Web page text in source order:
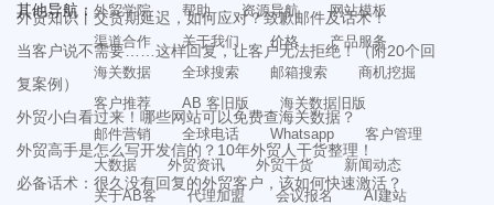
外贸知识丨交货期延迟，如何应对？致歉邮件及话术！
当客户说不需要……这样回复，让客户无法拒绝！（附20个回
复案例）
外贸小白看过来！哪些网站可以免费查海关数据？
外贸高手是怎么写开发信的？10年外贸人干货整理！
必备话术：很久没有回复的外贸客户，该如何快速激活？
其他导航： 外贸学院 帮助 资源导航
网站模板
渠道合作
关于我们 价格
产品服务
海关数据
全球搜索 邮箱搜索
商机挖掘
客户推荐
AB 客旧版
海关数据旧版
邮件营销
全球电话 Whatsapp
客户管理
大数据
外贸资讯 外贸干货
新闻动态
关于AB客
代理加盟 会议报名
AI建站